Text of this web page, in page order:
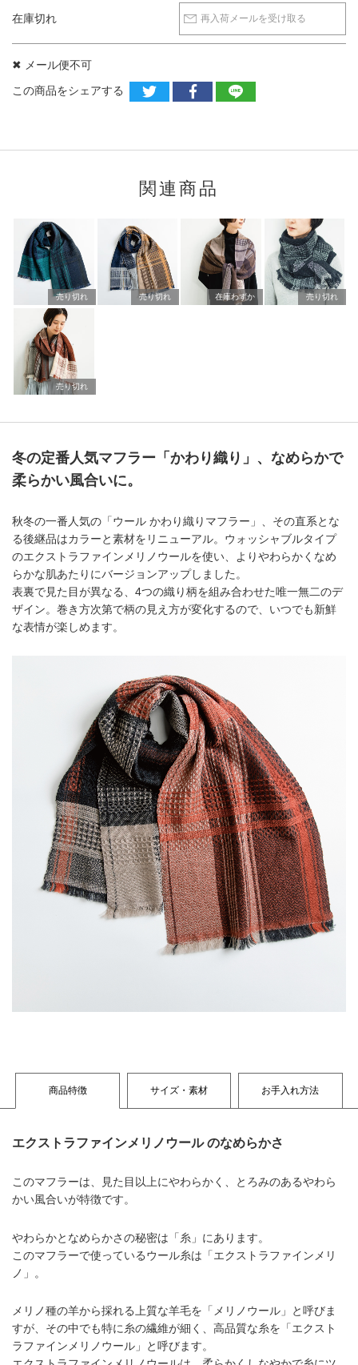
在庫切れ 再入荷メールを受け取る
✖ メール便不可
この商品をシェアする
関連商品
売り切れ 売り切れ 在庫わずか 売り切れ
売り切れ
冬の定番人気マフラー「かわり織り」、なめらかで
柔らかい風合いに。
秋冬の一番人気の「ウール かわり織りマフラー」、その直系とな
る後継品はカラーと素材をリニューアル。ウォッシャブルタイプ
のエクストラファインメリノウールを使い、よりやわらかくなめ
らかな肌あたりにバージョンアップしました。
表裏で見た目が異なる、4つの織り柄を組み合わせた唯一無二のデ
ザイン。巻き方次第で柄の見え方が変化するので、いつでも新鮮
な表情が楽しめます。
商品特徴 サイズ・素材 お手入れ方法
エクストラファインメリノウール のなめらかさ
このマフラーは、見た目以上にやわらかく、とろみのあるやわら
かい風合いが特徴です。
やわらかとなめらかさの秘密は「糸」にあります。
このマフラーで使っているウール糸は「エクストラファインメリ
ノ」。
メリノ種の羊から採れる上質な羊毛を「メリノウール」と呼びま
すが、その中でも特に糸の繊維が細く、高品質な糸を「エクスト
ラファインメリノウール」と呼びます。